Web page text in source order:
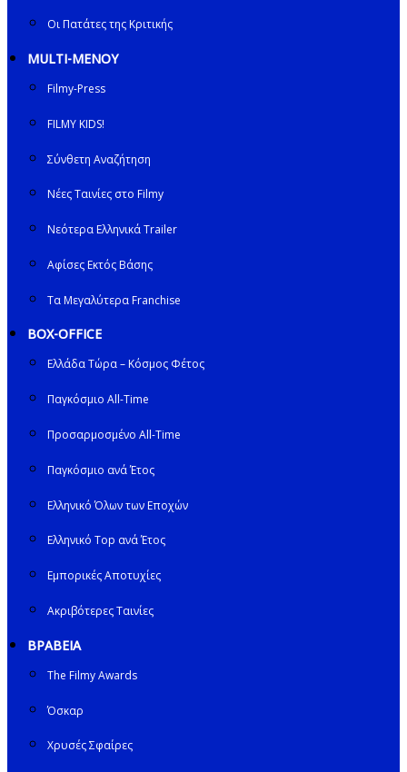
Οι Πατάτες της Κριτικής
MULTI-ΜΕΝΟΥ
Filmy-Press
FILMY KIDS!
Σύνθετη Αναζήτηση
Νέες Ταινίες στο Filmy
Νεότερα Ελληνικά Trailer
Αφίσες Εκτός Βάσης
Τα Μεγαλύτερα Franchise
BOX-OFFICE
Ελλάδα Τώρα – Κόσμος Φέτος
Παγκόσμιο All-Time
Προσαρμοσμένο All-Time
Παγκόσμιο ανά Έτος
Ελληνικό Όλων των Εποχών
Ελληνικό Top ανά Έτος
Εμπορικές Αποτυχίες
Ακριβότερες Ταινίες
ΒΡΑΒΕΙΑ
The Filmy Awards
Όσκαρ
Χρυσές Σφαίρες